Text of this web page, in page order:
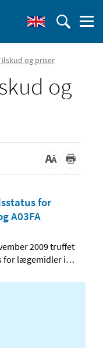
og priser
og
for
A03FA
2009 truffet
for lægemidler i…